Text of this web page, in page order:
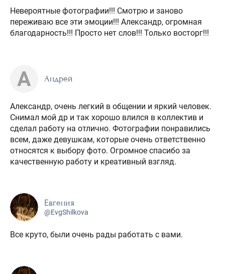
Невероятные фотографии!!! Смотрю и заново
переживаю все эти эмоции!!! Александр, огромная
благодарность!!! Просто нет слов!!! Только восторг!!!
А Андрей
Александр, очень легкий в общении и яркий человек.
Снимал мой др и так хорошо влился в коллектив и
сделал работу на отлично. Фотографии понравились
всем, даже девушкам, которые очень ответственно
относятся к выбору фото. Огромное спасибо за
качественную работу и креативный взгляд.
Евгения
@EvgShilkova
Все круто, были очень рады работать с вами.